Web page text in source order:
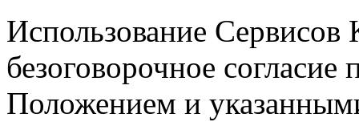
Использование Сервисов
безоговорочное согласие
Положением и